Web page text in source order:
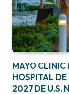
MAYO CLINIC
HOSPITAL
2027 DE U.S.